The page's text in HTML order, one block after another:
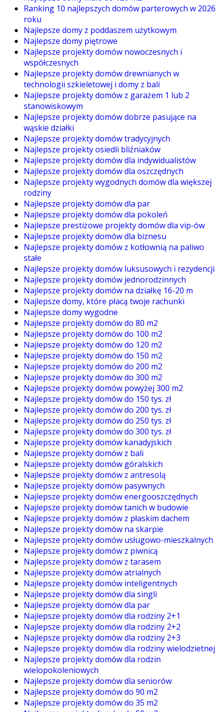
Ranking 10 najlepszych domów parterowych w 2026
roku
Najlepsze domy z poddaszem użytkowym
Najlepsze domy piętrowe
Najlepsze projekty domów nowoczesnych i
współczesnych
Najlepsze projekty domów drewnianych w
technologii szkieletowej i domy z bali
Najlepsze projekty domów z garażem 1 lub 2
stanowiskowym
Najlepsze projekty domów dobrze pasujące na
wąskie działki
Najlepsze projekty domów tradycyjnych
Najlepsze projekty osiedli bliźniaków
Najlepsze projekty domów dla indywidualistów
Najlepsze projekty domów dla oszczędnych
Najlepsze projekty wygodnych domów dla większej
rodziny
Najlepsze projekty domów dla par
Najlepsze projekty domów dla pokoleń
Najlepsze prestiżowe projekty domów dla vip-ów
Najlepsze projekty domów dla biznesu
Najlepsze projekty domów z kotłownią na paliwo
stałe
Najlepsze projekty domów luksusowych i rezydencji
Najlepsze projekty domów jednorodzinnych
Najlepsze projekty domów na działkę 16-20 m
Najlepsze domy, które płacą twoje rachunki
Najlepsze domy wygodne
Najlepsze projekty domów do 80 m2
Najlepsze projekty domów do 100 m2
Najlepsze projekty domów do 120 m2
Najlepsze projekty domów do 150 m2
Najlepsze projekty domów do 200 m2
Najlepsze projekty domów do 300 m2
Najlepsze projekty domów powyżej 300 m2
Najlepsze projekty domów do 150 tys. zł
Najlepsze projekty domów do 200 tys. zł
Najlepsze projekty domów do 250 tys. zł
Najlepsze projekty domów do 300 tys. zł
Najlepsze projekty domów kanadyjskich
Najlepsze projekty domów z bali
Najlepsze projekty domów góralskich
Najlepsze projekty domów z antresolą
Najlepsze projekty domów pasywnych
Najlepsze projekty domów energooszczędnych
Najlepsze projekty domów tanich w budowie
Najlepsze projekty domów z płaskim dachem
Najlepsze projekty domów na skarpie
Najlepsze projekty domów usługowo-mieszkalnych
Najlepsze projekty domów z piwnicą
Najlepsze projekty domów z tarasem
Najlepsze projekty domów atrialnych
Najlepsze projekty domów inteligentnych
Najlepsze projekty domów dla singli
Najlepsze projekty domów dla par
Najlepsze projekty domów dla rodziny 2+1
Najlepsze projekty domów dla rodziny 2+2
Najlepsze projekty domów dla rodziny 2+3
Najlepsze projekty domów dla rodziny wielodzietnej
Najlepsze projekty domów dla rodzin
wielopokoleniowych
Najlepsze projekty domów dla seniorów
Najlepsze projekty domów do 90 m2
Najlepsze projekty domów do 35 m2